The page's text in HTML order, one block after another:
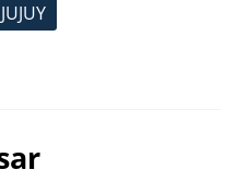
JUJUY